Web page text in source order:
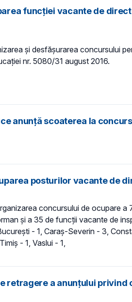
funcției vacante de
și desfășurarea concursului
nr. 5080/31 august 2016.
anunță scoaterea la
posturilor vacante de
concursului de ocupare
și a 35 de funcţii vacante de
- 1, Caraş-Severin - 3,
- 1, Vaslui - 1,
retragere a anunțului